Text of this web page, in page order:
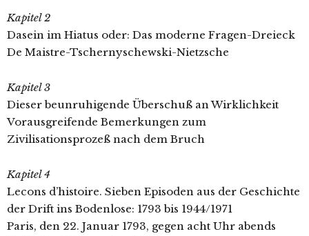
Kapitel 2
Dasein im Hiatus oder: Das moderne Fragen-Dreieck
De Maistre-Tschernyschewski-Nietzsche
Kapitel 3
Dieser beunruhigende Überschuß an Wirklichkeit
Vorausgreifende Bemerkungen zum
Zivilisationsprozeß nach dem Bruch
Kapitel 4
Lecons d’histoire. Sieben Episoden aus der Geschichte
der Drift ins Bodenlose: 1793 bis 1944/1971
Paris, den 22. Januar 1793, gegen acht Uhr abends